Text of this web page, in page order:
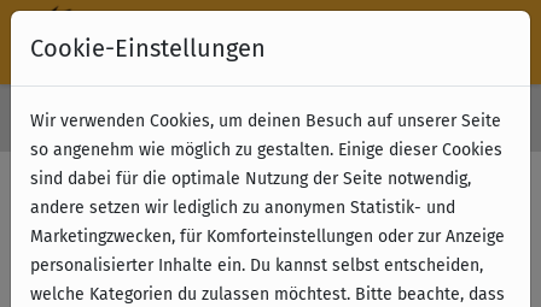
Kostenloser Versand & Retoure ab 49 € (innerhalb Deutschlands)
Cookie-Einstellungen
Wir verwenden Cookies, um deinen Besuch auf unserer Seite
so angenehm wie möglich zu gestalten. Einige dieser Cookies
sind dabei für die optimale Nutzung der Seite notwendig,
andere setzen wir lediglich zu anonymen Statistik- und
Marketingzwecken, für Komforteinstellungen oder zur Anzeige
personalisierter Inhalte ein. Du kannst selbst entscheiden,
welche Kategorien du zulassen möchtest. Bitte beachte, dass